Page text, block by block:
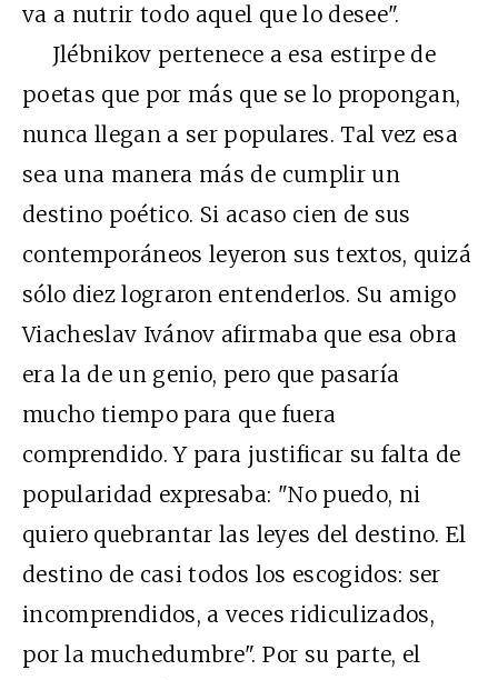
va a nutrir todo aquel que lo desee".
Jlébnikov pertenece a esa estirpe de
poetas que por más que se lo propongan,
nunca llegan a ser populares. Tal vez esa
sea una manera más de cumplir un
destino poético. Si acaso cien de sus
contemporáneos leyeron sus textos, quizá
sólo diez lograron entenderlos. Su amigo
Viacheslav Ivánov afirmaba que esa obra
era la de un genio, pero que pasaría
mucho tiempo para que fuera
comprendido. Y para justificar su falta de
popularidad expresaba: "No puedo, ni
quiero quebrantar las leyes del destino. El
destino de casi todos los escogidos: ser
incomprendidos, a veces ridiculizados,
por la muchedumbre". Por su parte, el